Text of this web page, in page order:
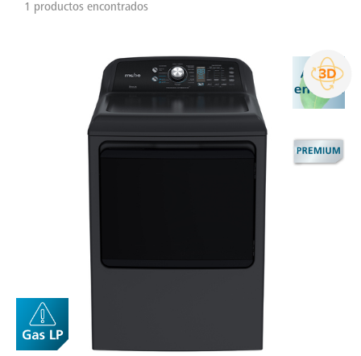
1 productos encontrados